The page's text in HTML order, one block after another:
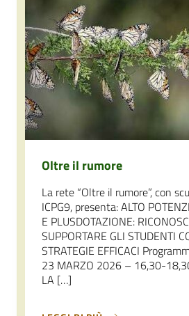
Oltre il rumore
La rete “Oltre il rumore”, con
ICPG9, presenta: ALTO
E PLUSDOTAZIONE:
SUPPORTARE GLI STUDENTI
STRATEGIE EFFICACI
23 MARZO 2026 – 16,30-
LA […]